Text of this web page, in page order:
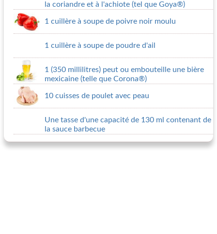
la coriandre et à l'achiote (tel que Goya®)
1 cuillère à soupe de poivre noir moulu
1 cuillère à soupe de poudre d'ail
1 (350 millilitres) peut ou embouteille une bière
mexicaine (telle que Corona®)
10 cuisses de poulet avec peau
Une tasse d'une capacité de 130 ml contenant de
la sauce barbecue